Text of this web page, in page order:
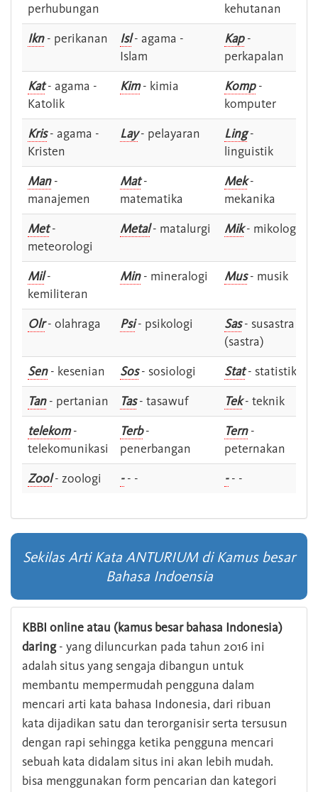
perhubungan
kehutanan
Ikn- perikanan Isl- agama -
Islam
Kap-
perkapalan
Kat- agama -
Katolik
Kim- kimia Komp-
komputer
Kris- agama -
Kristen
Lay- pelayaran Ling-
linguistik
Man-
manajemen
Mat-
matematika
Mek-
mekanika
Met-
meteorologi
Metal- matalurgi Mik- mikologi
Mil-
kemiliteran
Min- mineralogi Mus- musik
Olr- olahraga Psi- psikologi Sas- susastra -
(sastra)
Sen- kesenian Sos- sosiologi Stat- statistik
Tan- pertanian Tas- tasawuf Tek- teknik
telekom-
telekomunikasi
Terb-
penerbangan
Tern-
peternakan
Zool- zoologi -- - -- -
Sekilas Arti Kata ANTURIUM di Kamus besar
Bahasa Indoensia
KBBI online atau (kamus besar bahasa Indonesia)
daring- yang diluncurkan pada tahun 2016 ini
adalah situs yang sengaja dibangun untuk
membantu mempermudah pengguna dalam
mencari arti kata bahasa Indonesia, dari ribuan
kata dijadikan satu dan terorganisir serta tersusun
dengan rapi sehingga ketika pengguna mencari
sebuah kata didalam situs ini akan lebih mudah.
bisa menggunakan form pencarian dan kategori